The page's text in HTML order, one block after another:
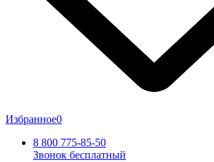
Избранное0
8 800 775-85-50
Звонок бесплатный